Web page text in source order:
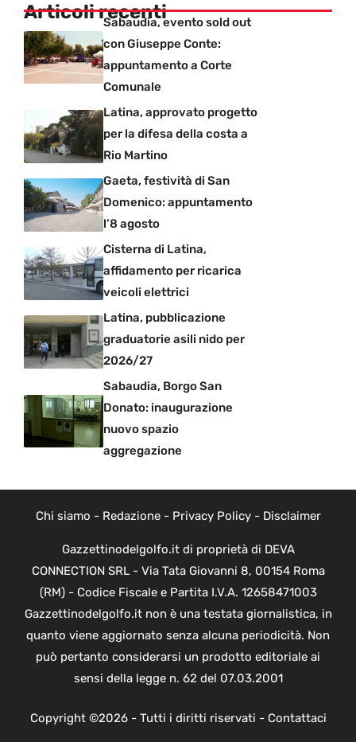
Articoli recentiSabaudia, evento sold out
con Giuseppe Conte:
appuntamento a Corte
Comunale
Latina, approvato progetto
per la difesa della costa a
Rio Martino
Gaeta, festività di San
Domenico: appuntamento
l’8 agosto
Cisterna di Latina,
affidamento per ricarica
veicoli elettrici
Latina, pubblicazione
graduatorie asili nido per
2026/27
Sabaudia, Borgo San
Donato: inaugurazione
nuovo spazio
aggregazione
Chi siamo - Redazione- Privacy Policy- Disclaimer
Gazzettinodelgolfo.it di proprietà di DEVA
CONNECTION SRL - Via Tata Giovanni 8, 00154 Roma
(RM) - Codice Fiscale e Partita I.V.A. 12658471003
Gazzettinodelgolfo.it non è una testata giornalistica, in
quanto viene aggiornato senza alcuna periodicità. Non
può pertanto considerarsi un prodotto editoriale ai
sensi della legge n. 62 del 07.03.2001
Copyright ©2026 - Tutti i diritti riservati - Contattaci